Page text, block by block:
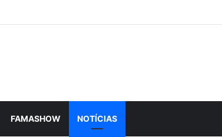
FAMASHOW NOTÍCIAS